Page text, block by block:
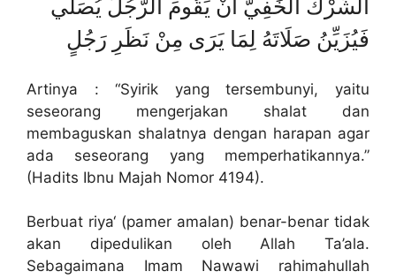
الشِّرْكُ الْخَفِيُّ أَنْ يَقُومَ الرَّجُلُ يُصَلِّي
فَيُزَيِّنُ صَلَاتَهُ لِمَا يَرَى مِنْ نَظَرِ رَجُلٍ
Artinya : “Syirik yang tersembunyi, yaitu
seseorang mengerjakan shalat dan
membaguskan shalatnya dengan harapan agar
ada seseorang yang memperhatikannya.”
(Hadits Ibnu Majah Nomor 4194).
Berbuat riya‘ (pamer amalan) benar-benar tidak
akan dipedulikan oleh Allah Ta’ala.
Sebagaimana Imam Nawawi rahimahullah